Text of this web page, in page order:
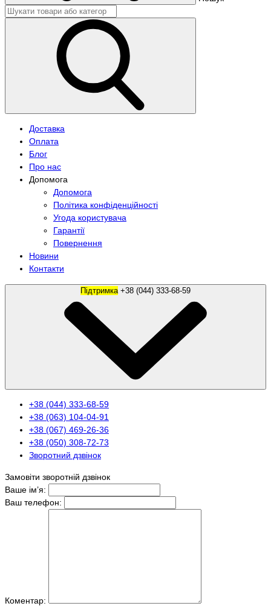
Доставка
Оплата
Блог
Про нас
Допомога
Допомога
Політика конфіденційності
Угода користувача
Гарантії
Повернення
Новини
Контакти
Підтримка
+38 (044) 333-68-59
+38 (063) 104-04-91
+38 (067) 469-26-36
+38 (050) 308-72-73
Зворотний дзвінок
Замовіти зворотній дзвінок
Ваше ім’я:
Ваш телефон:
Коментар: